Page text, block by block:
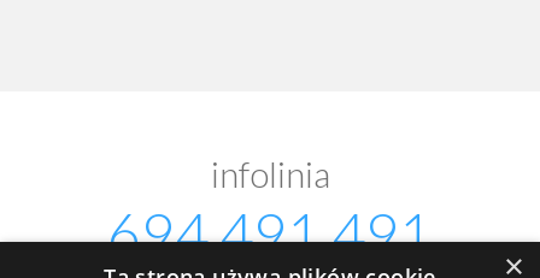
infolinia
694 491 491 ×